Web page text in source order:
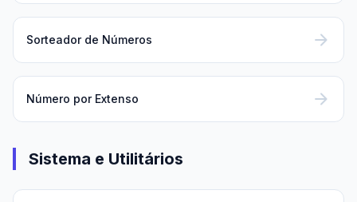
Sorteador de Números arrow_forward
Número por Extenso arrow_forward
Sistema e Utilitários